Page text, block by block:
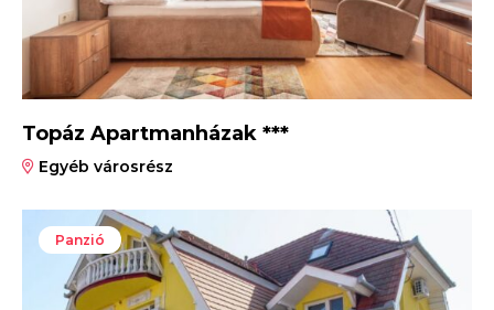
Topáz Apartmanházak ***
Egyéb városrész
Panzió